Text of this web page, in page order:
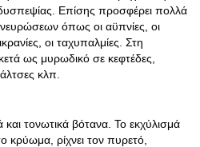
δυσπεψίας. Επίσης προσφέρει πολλά
όπως οι αϋπνίες, οι
οι ταχυπαλμίες. Στη
ως μυρωδικό σε κεφτέδες,
κλπ.
τονωτικά βότανα. Το εκχύλισμά
κρύωμα, ρίχνει τον πυρετό,